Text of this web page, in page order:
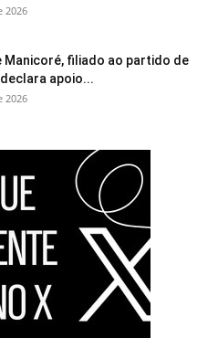
2026
Manicoré, filiado ao partido de
apoio...
2026